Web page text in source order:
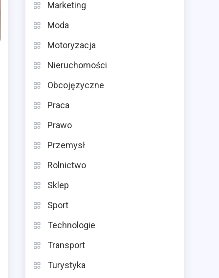
Marketing
Moda
Motoryzacja
Nieruchomości
Obcojęzyczne
Praca
Prawo
Przemysł
Rolnictwo
Sklep
Sport
Technologie
Transport
Turystyka